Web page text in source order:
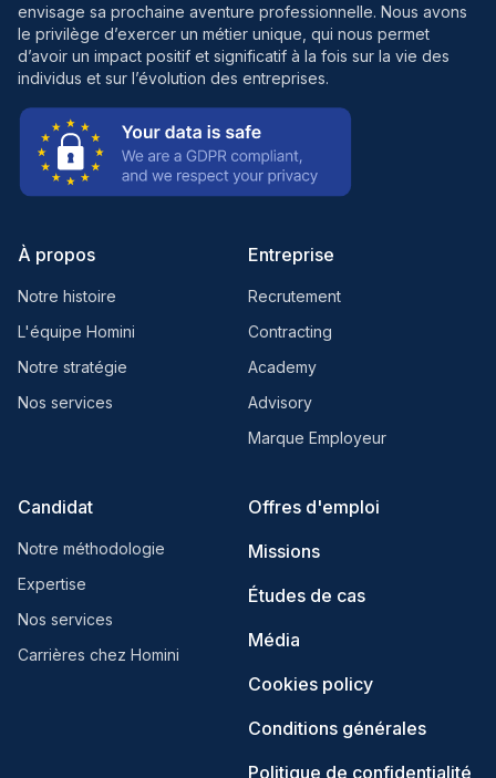
envisage sa prochaine aventure professionnelle. Nous avons
le privilège d’exercer un métier unique, qui nous permet
d’avoir un impact positif et significatif à la fois sur la vie des
individus et sur l’évolution des entreprises.
À propos
Notre histoire
L'équipe Homini
Notre stratégie
Nos services
Entreprise
Recrutement
Contracting
Academy
Advisory
Marque Employeur
Candidat
Notre méthodologie
Expertise
Nos services
Carrières chez Homini
Offres d'emploi
Missions
Études de cas
Média
Cookies policy
Conditions générales
Politique de confidentialité